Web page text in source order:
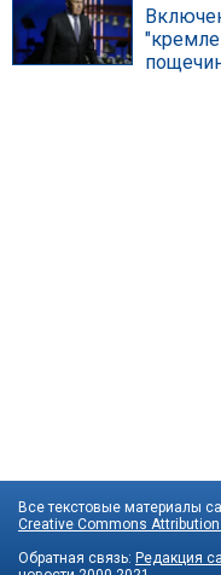
Все текстовые материалы
Creative Commons
Обратная связь: Редакция